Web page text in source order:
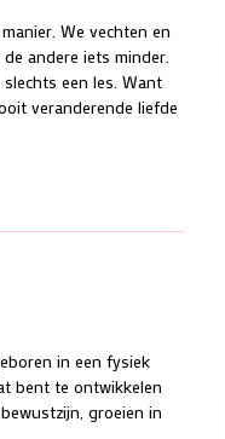
We vechten en
andere iets minder.
een les. Want
veranderende liefde
in een fysiek
bent te ontwikkelen
groeien in